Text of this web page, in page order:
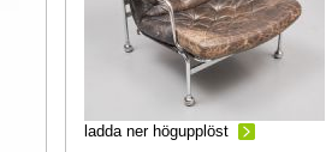
ladda ner högupplöst